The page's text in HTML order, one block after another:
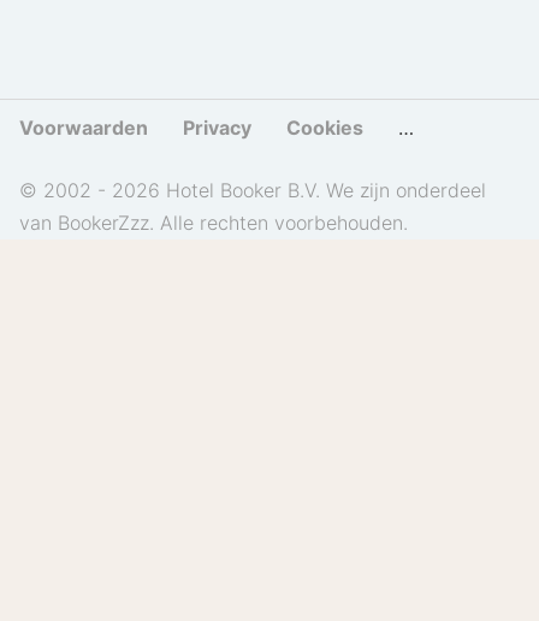
Voorwaarden Privacy Cookies Cookies
© 2002 - 2026 Hotel Booker B.V. We zijn onderdeel
van BookerZzz. Alle rechten voorbehouden.